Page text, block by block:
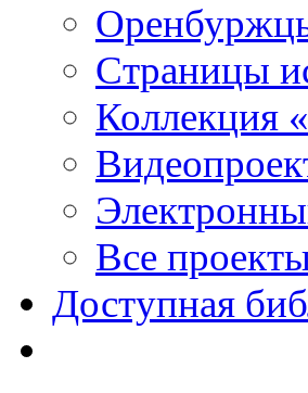
Страницы
Коллекция
Все
Доступная